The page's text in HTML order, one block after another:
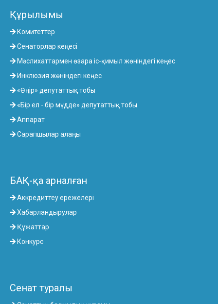
Құрылымы
Комитеттер
Сенаторлар кеңесі
Мәслихаттармен өзара іс-қимыл жөніндегі кеңес
Инклюзия жөніндегі кеңес
«Өңір» депутаттық тобы
«Бір ел - бір мүдде» депутаттық тобы
Аппарат
Сарапшылар алаңы
БАҚ-қа арналған
Аккредиттеу ережелері
Хабарландырулар
Құжаттар
Конкурс
Сенат туралы